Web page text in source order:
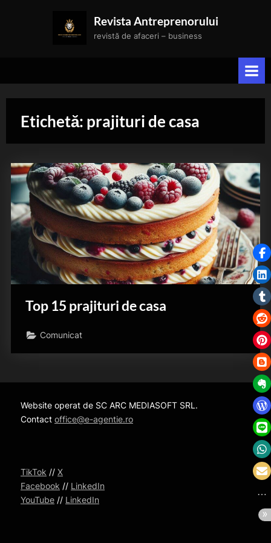
Revista Antreprenorului
revistă de afaceri – business
Etichetă: prajituri de casa
Top 15 prajituri de casa
Comunicat
Website operat de SC ARC MEDIASOFT SRL.
Contact office@e-agentie.ro
TikTok // X
Facebook // LinkedIn
YouTube // LinkedIn